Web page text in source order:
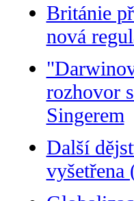
Británie
nová
rozhovor
Singerem
Další